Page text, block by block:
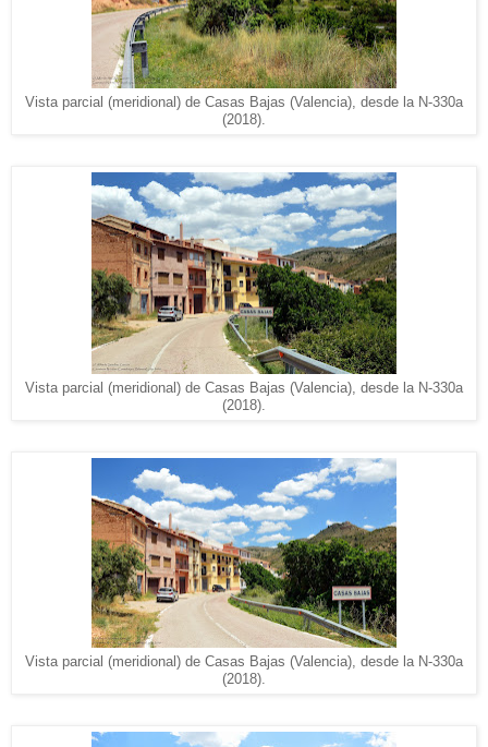
Vista parcial (meridional) de Casas Bajas (Valencia), desde la N-330a
(2018).
Vista parcial (meridional) de Casas Bajas (Valencia), desde la N-330a
(2018).
Vista parcial (meridional) de Casas Bajas (Valencia), desde la N-330a
(2018).